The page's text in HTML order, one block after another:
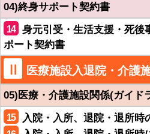
04)終身サポート契約書
14
身元引受・生活支援・死後
ポート契約書
医療施設入退院・介護
05)医療・介護施設関係(ガイド
15 入院・入所、退院・退所時